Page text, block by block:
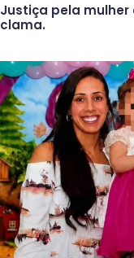
Justiça pela
clama.